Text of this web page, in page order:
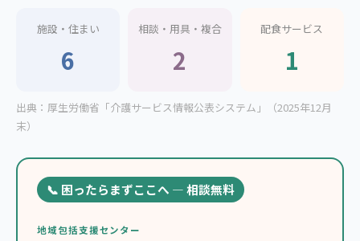
施設・住まい
6
相談・用具・複合
2
配食サービス
1
出典：厚生労働省「介護サービス情報公表システム」（2025年12月
末）
📞 困ったらまずここへ — 相談無料
地域包括支援センター